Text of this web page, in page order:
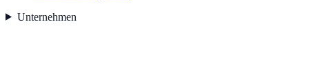
Unternehmen